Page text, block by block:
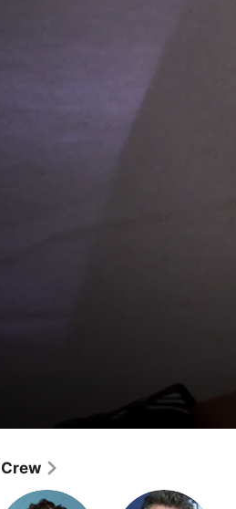
des Lebens, Teil 2